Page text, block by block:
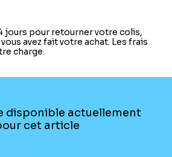
jours pour retourner votre colis,
avez fait votre achat. Les frais
charge.
disponible actuellement
cet article